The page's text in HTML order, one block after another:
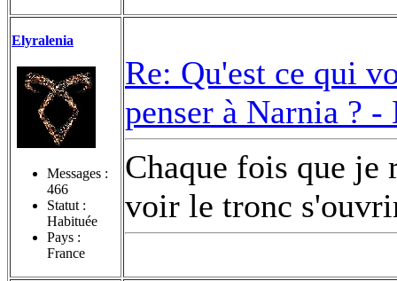
Elyralenia
Messages :
466
Statut :
Habituée
Pays :
France
Re: Qu'est ce qui
penser à Narnia ? -
Chaque fois que je
voir le tronc